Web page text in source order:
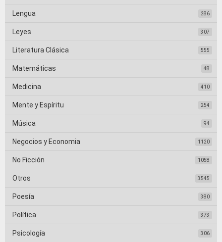
Lengua 286
Leyes 307
Literatura Clásica 555
Matemáticas 48
Medicina 410
Mente y Espíritu 254
Música 94
Negocios y Economia 1120
No Ficción 1058
Otros 3545
Poesía 380
Política 373
Psicología 306